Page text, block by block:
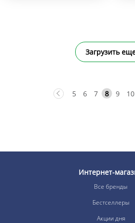
Загрузить
5 6 7 8 9 10
Интернет-
Все бренды
Бестселлеры
Акции дня